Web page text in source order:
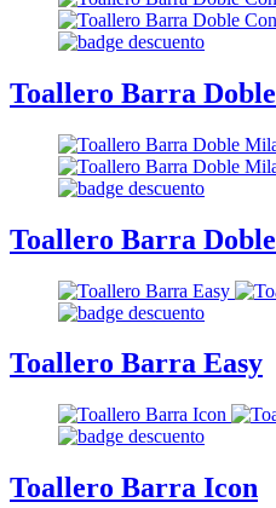
Toallero Barra
Toallero Barra
Toallero Barra Easy
Toallero Barra Icon